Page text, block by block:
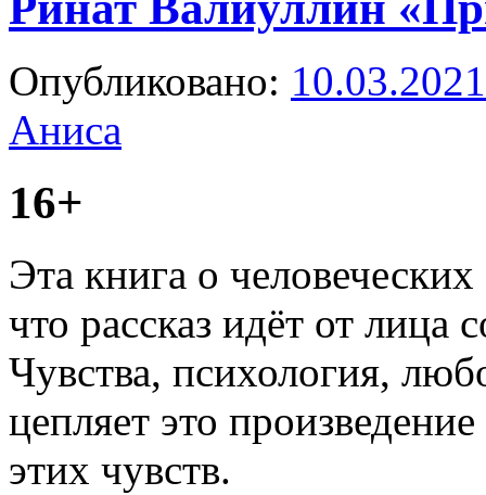
Опубликовано: 10.03.2021
Аниса
16+
Эта книга о
что рассказ идёт от
Чувства, психология,
цепляет это
этих чувств.